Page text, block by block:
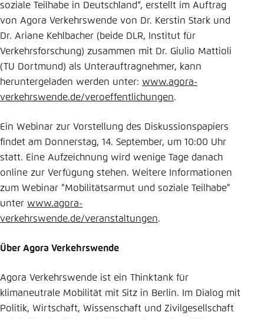
soziale Teilhabe in Deutschland“, erstellt im Auftrag
von Agora Verkehrswende von Dr. Kerstin Stark und
Dr. Ariane Kehlbacher (beide DLR, Institut für
Verkehrsforschung) zusammen mit Dr. Giulio Mattioli
(TU Dortmund) als Unterauftragnehmer, kann
heruntergeladen werden unter: www.agora-
verkehrswende.de/veroeffentlichungen.
Ein Webinar zur Vorstellung des Diskussionspapiers
findet am Donnerstag, 14. September, um 10:00 Uhr
statt. Eine Aufzeichnung wird wenige Tage danach
online zur Verfügung stehen. Weitere Informationen
zum Webinar "Mobilitätsarmut und soziale Teilhabe"
unter www.agora-
verkehrswende.de/veranstaltungen.
Über Agora Verkehrswende
Agora Verkehrswende ist ein Thinktank für
klimaneutrale Mobilität mit Sitz in Berlin. Im Dialog mit
Politik, Wirtschaft, Wissenschaft und Zivilgesellschaft